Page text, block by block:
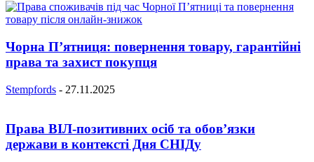
Чорна П’ятниця: повернення товару, гарантійні
права та захист покупця
Stempfords - 27.11.2025
Права ВІЛ-позитивних осіб та обов’язки
держави в контексті Дня СНІДу